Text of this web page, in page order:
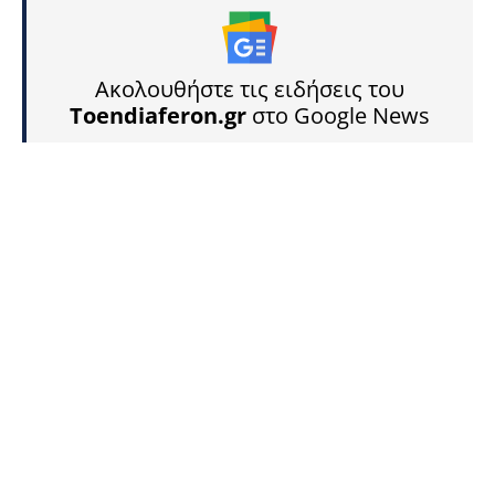
Ακολουθήστε τις ειδήσεις του
Toendiaferon.gr στο Google News